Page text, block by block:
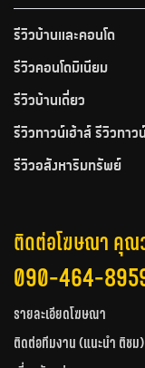
รีวิวบ้านและคอนโด
รีวิวคอนโดมิเนียม
รีวิวบ้านเดี่ยว
รีวิวทาวน์เฮ้าส์ รีวิวทาว
รีวิวอสังหาริมทรัพย์
ติดต่อโฆษณา คุ
090-464-
รายละเอียดโฆษณา
ติดต่อทีมงาน (แนะนำ ติชม)